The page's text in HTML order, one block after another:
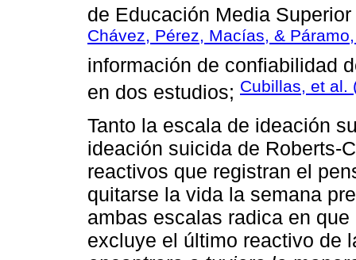
de Educación Media Superior
Chávez, Pérez, Macías, &
información de confiabilidad
en dos estudios; Cubillas, et al.
Tanto la escala de ideación
ideación suicida de Roberts-
reactivos que registran el
quitarse la vida la semana
ambas escalas radica en
excluye el último reactivo de